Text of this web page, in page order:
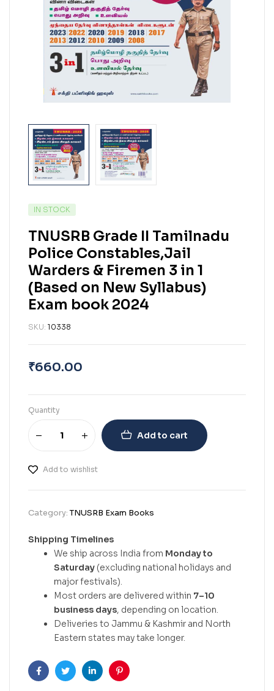
IN STOCK
TNUSRB Grade II Tamilnadu
Police Constables,Jail
Warders & Firemen 3 in 1
(Based on New Syllabus)
Exam book 2024
SKU: 10338
₹660.00
Quantity
Add to cart
Add to wishlist
Category:TNUSRB Exam Books
Shipping Timelines
We ship across India from Monday to
Saturday (excluding national holidays and
major festivals).
Most orders are delivered within 7–10
business days, depending on location.
Deliveries to Jammu & Kashmir and North
Eastern states may take longer.
FacebookTwitterLinkedinPinterest